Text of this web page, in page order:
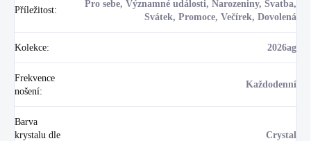
Příležitost:
Pro sebe, Významné události, Narozeniny, Svatba,
Svátek, Promoce, Večírek, Dovolená
Kolekce: 2026ag
Frekvence
nošení:
Každodenní
Barva
krystalu dle
Crystal